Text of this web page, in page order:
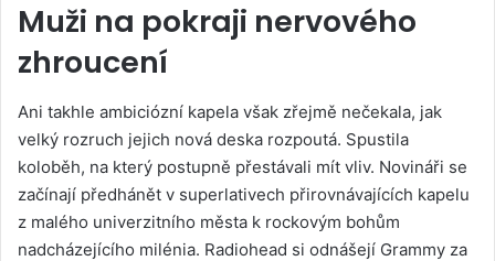
Muži na pokraji nervového
zhroucení
Ani takhle ambiciózní kapela však zřejmě nečekala, jak
velký rozruch jejich nová deska rozpoutá. Spustila
koloběh, na který postupně přestávali mít vliv. Novináři se
začínají předhánět v superlativech přirovnávajících kapelu
z malého univerzitního města k rockovým bohům
nadcházejícího milénia. Radiohead si odnášejí Grammy za